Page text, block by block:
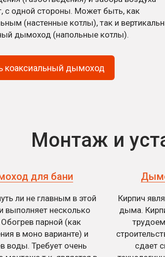
с одной стороны. Может быть, как
(настенные котлы), так и
дымоход (напольные котлы).
коаксиальный дымоход
Монтаж и
для бани
ли не главным в этой
выполняет несколько
парной (как
в моно варианте) и
воды. Требует очень
Кирпич
дыма.
сдает